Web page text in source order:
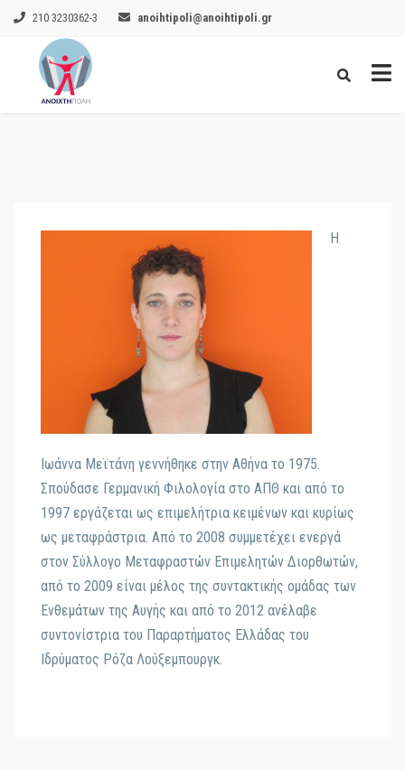
210 3230362-3 anoihtipoli@anoihtipoli.gr
Η
Ιωάννα Μεϊτάνη γεννήθηκε στην Αθήνα το 1975.
Σπούδασε Γερμανική Φιλολογία στο ΑΠΘ και από το
1997 εργάζεται ως επιμελήτρια κειμένων και κυρίως
ως μεταφράστρια. Από το 2008 συμμετέχει ενεργά
στον Σύλλογο Μεταφραστών Επιμελητών Διορθωτών,
από το 2009 είναι μέλος της συντακτικής ομάδας των
Ενθεμάτων της Αυγής και από το 2012 ανέλαβε
συντονίστρια του Παραρτήματος Ελλάδας του
Ιδρύματος Ρόζα Λούξεμπουργκ.